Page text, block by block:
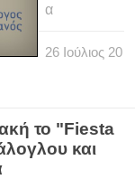
α
26 Ιούλιος 20
το "Fiesta
και